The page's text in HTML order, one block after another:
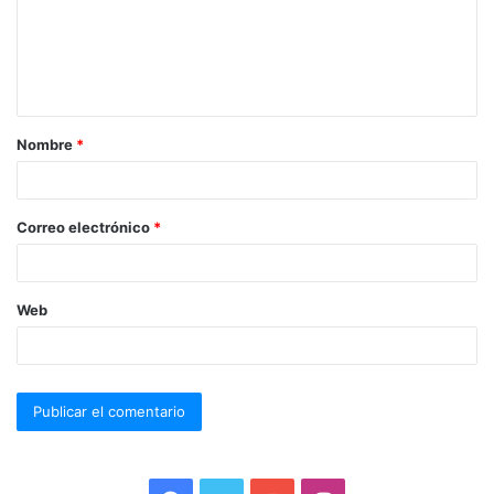
Nombre *
Correo electrónico *
Web